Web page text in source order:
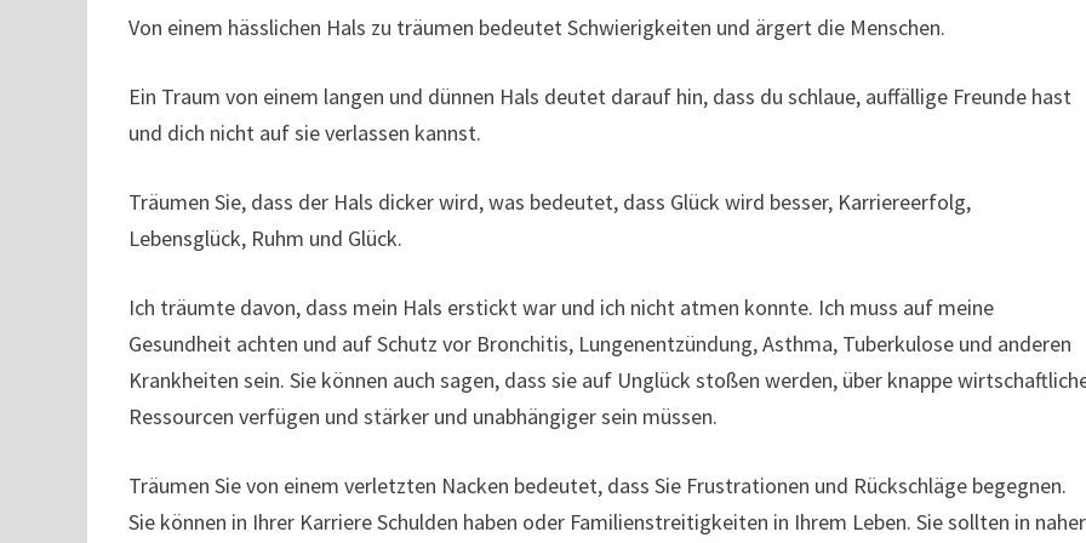
Von einem hässlichen Hals zu träumen bedeutet Schwierigkeiten und ärgert die Menschen.
Ein Traum von einem langen und dünnen Hals deutet darauf hin, dass du schlaue, auffällige Freunde hast
und dich nicht auf sie verlassen kannst.
Träumen Sie, dass der Hals dicker wird, was bedeutet, dass Glück wird besser, Karriereerfolg,
Lebensglück, Ruhm und Glück.
Ich träumte davon, dass mein Hals erstickt war und ich nicht atmen konnte. Ich muss auf meine
Gesundheit achten und auf Schutz vor Bronchitis, Lungenentzündung, Asthma, Tuberkulose und anderen
Krankheiten sein. Sie können auch sagen, dass sie auf Unglück stoßen werden, über knappe
Ressourcen verfügen und stärker und unabhängiger sein müssen.
Träumen Sie von einem verletzten Nacken bedeutet, dass Sie Frustrationen und Rückschläge begegnen.
Sie können in Ihrer Karriere Schulden haben oder Familienstreitigkeiten in Ihrem Leben. Sie sollten in naher